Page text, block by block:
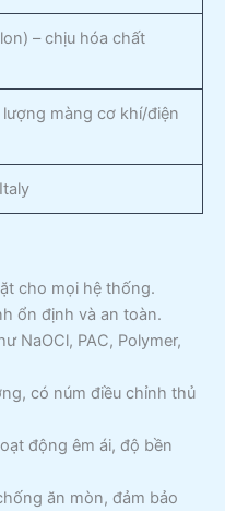
– chịu hóa chất
lượng màng cơ khí/điện
cho mọi hệ thống.
ổn định và an toàn.
NaOCl, PAC, Polymer,
có núm điều chỉnh thủ
động êm ái, độ bền
ăn mòn, đảm bảo